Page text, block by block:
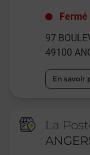
Fermé
97
49100
En savoir
La